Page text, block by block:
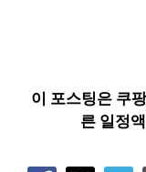
이 포스팅은 쿠
른 일정